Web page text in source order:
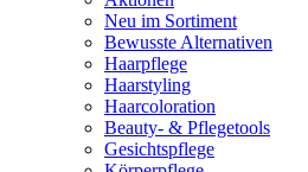
Neu im Sortiment
Bewusste Alternativen
Haarpflege
Haarstyling
Haarcoloration
Beauty- & Pflegetools
Gesichtspflege